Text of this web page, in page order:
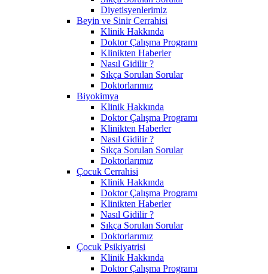
Diyetisyenlerimiz
Beyin ve Sinir Cerrahisi
Klinik Hakkında
Doktor Çalışma Programı
Klinikten Haberler
Nasıl Gidilir ?
Sıkça Sorulan Sorular
Doktorlarımız
Biyokimya
Klinik Hakkında
Doktor Çalışma Programı
Klinikten Haberler
Nasıl Gidilir ?
Sıkça Sorulan Sorular
Doktorlarımız
Çocuk Cerrahisi
Klinik Hakkında
Doktor Çalışma Programı
Klinikten Haberler
Nasıl Gidilir ?
Sıkça Sorulan Sorular
Doktorlarımız
Çocuk Psikiyatrisi
Klinik Hakkında
Doktor Çalışma Programı